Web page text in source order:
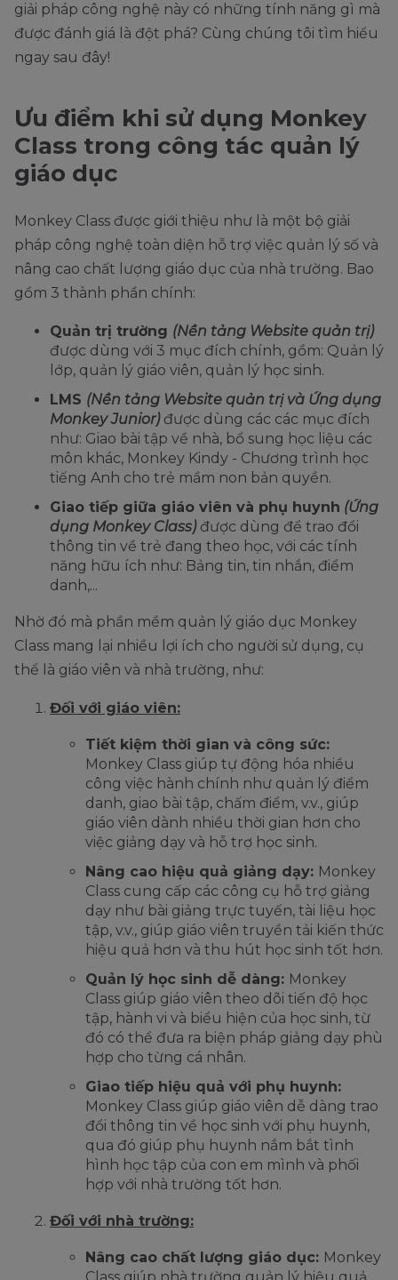
giải pháp công nghệ này có những tính năng gì mà
được đánh giá là đột phá? Cùng chúng tôi tìm hiểu
ngay sau đây!
Ưu điểm khi sử dụng Monkey
Class trong công tác quản lý
giáo dục
Monkey Class được giới thiệu như là một bộ giải
pháp công nghệ toàn diện hỗ trợ việc quản lý số và
nâng cao chất lượng giáo dục của nhà trường. Bao
gồm 3 thành phần chính:
Quản trị trường (Nền tảng Website quản trị)
được dùng với 3 mục đích chính, gồm: Quản lý
lớp, quản lý giáo viên, quản lý học sinh.
LMS (Nền tảng Website quản trị và Ứng dụng
Monkey Junior) được dùng các các mục đích
như: Giao bài tập về nhà, bổ sung học liệu các
môn khác, Monkey Kindy - Chương trình học
tiếng Anh cho trẻ mầm non bản quyền.
Giao tiếp giữa giáo viên và phụ huynh (Ứng
dụng Monkey Class) được dùng để trao đổi
thông tin về trẻ đang theo học, với các tính
năng hữu ích như: Bảng tin, tin nhắn, điểm
danh,...
Nhờ đó mà phần mềm quản lý giáo dục Monkey
Class mang lại nhiều lợi ích cho người sử dụng, cụ
thể là giáo viên và nhà trường, như:
Đối với giáo viên:
Tiết kiệm thời gian và công sức:
Monkey Class giúp tự động hóa nhiều
công việc hành chính như quản lý điểm
danh, giao bài tập, chấm điểm, v.v., giúp
giáo viên dành nhiều thời gian hơn cho
việc giảng dạy và hỗ trợ học sinh.
Nâng cao hiệu quả giảng dạy: Monkey
Class cung cấp các công cụ hỗ trợ giảng
dạy như bài giảng trực tuyến, tài liệu học
tập, v.v., giúp giáo viên truyền tải kiến thức
hiệu quả hơn và thu hút học sinh tốt hơn.
Quản lý học sinh dễ dàng: Monkey
Class giúp giáo viên theo dõi tiến độ học
tập, hành vi và biểu hiện của học sinh, từ
đó có thể đưa ra biện pháp giảng dạy phù
hợp cho từng cá nhân.
Giao tiếp hiệu quả với phụ huynh:
Monkey Class giúp giáo viên dễ dàng trao
đổi thông tin về học sinh với phụ huynh,
qua đó giúp phụ huynh nắm bắt tình
hình học tập của con em mình và phối
hợp với nhà trường tốt hơn.
Đối với nhà trường:
Nâng cao chất lượng giáo dục: Monkey